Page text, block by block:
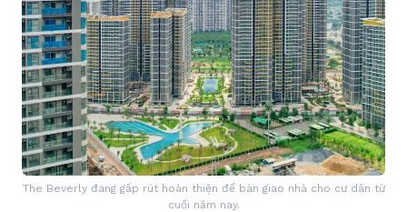
The Beverly đang gấp rút hoàn thiện để bàn giao nhà cho cư dân từ
cuối năm nay.